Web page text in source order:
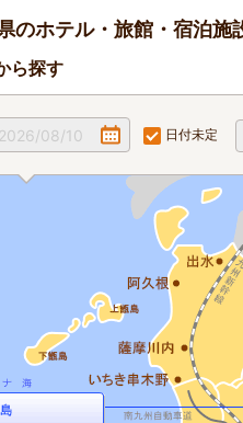
のホテル・旅館・宿泊施
ら探す
2026/08/10 日付未定